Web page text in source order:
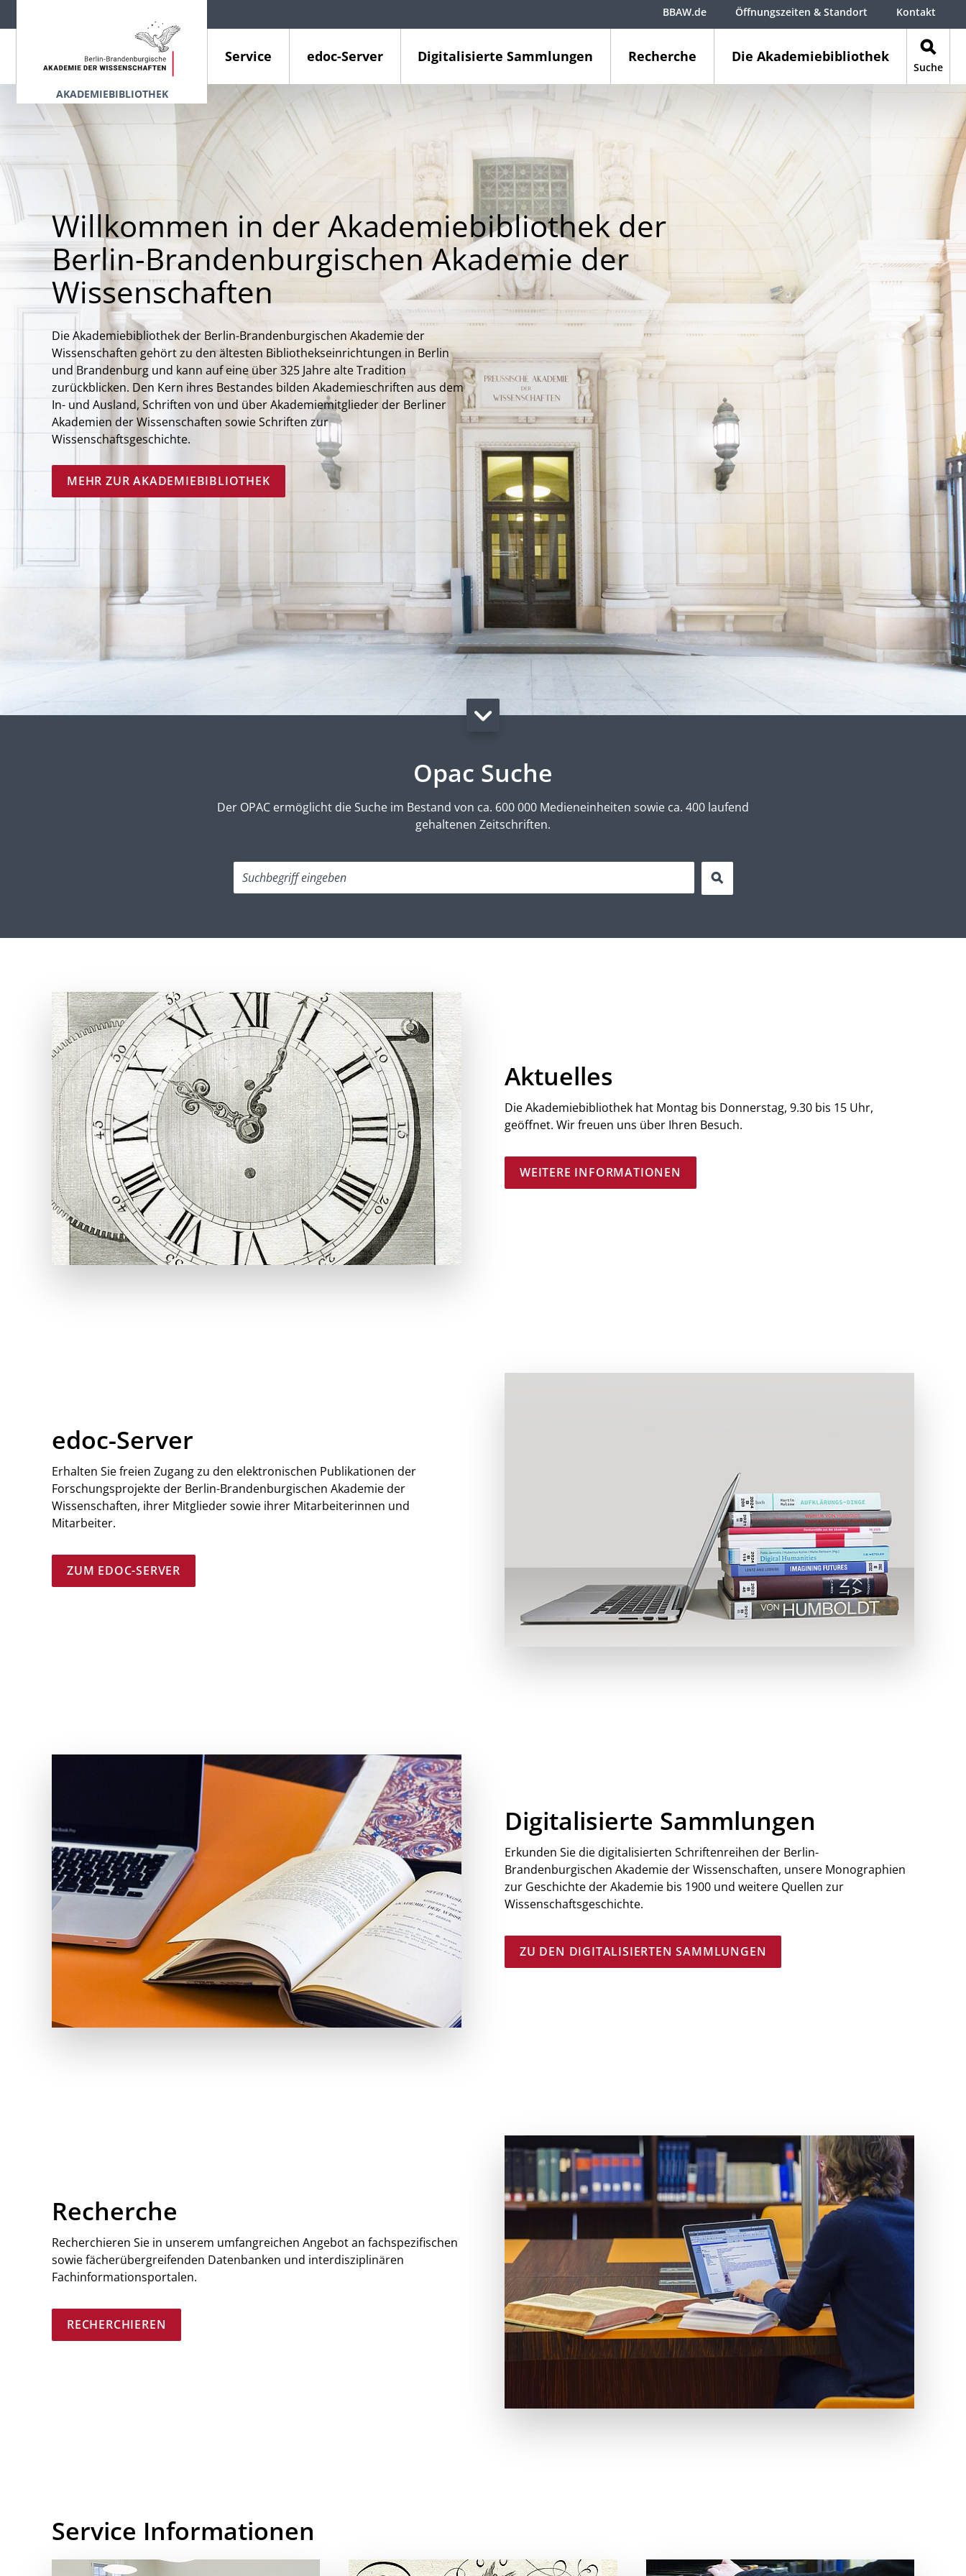
AKADEMIEBIBLIOTHEK
Service edoc-Server Digitalisierte Sammlungen Recherche Die Akademiebibliothek
Suche
BBAW.de Öffnungszeiten & Standort Kontakt
Willkommen in der Akademiebibliothek der
Berlin-Brandenburgischen Akademie der
Wissenschaften
Die Akademiebibliothek der Berlin-Brandenburgischen Akademie der
Wissenschaften gehört zu den ältesten Bibliothekseinrichtungen in Berlin
und Brandenburg und kann auf eine über 325 Jahre alte Tradition
zurückblicken. Den Kern ihres Bestandes bilden Akademieschriften aus dem
In- und Ausland, Schriften von und über Akademiemitglieder der Berliner
Akademien der Wissenschaften sowie Schriften zur
Wissenschaftsgeschichte.
MEHR ZUR AKADEMIEBIBLIOTHEK
Opac Suche
Der OPAC ermöglicht die Suche im Bestand von ca. 600 000 Medieneinheiten sowie ca. 400 laufend
gehaltenen Zeitschriften.
Aktuelles
Die Akademiebibliothek hat Montag bis Donnerstag, 9.30 bis 15 Uhr,
geöffnet. Wir freuen uns über Ihren Besuch.
WEITERE INFORMATIONEN
edoc-Server
Erhalten Sie freien Zugang zu den elektronischen Publikationen der
Forschungsprojekte der Berlin-Brandenburgischen Akademie der
Wissenschaften, ihrer Mitglieder sowie ihrer Mitarbeiterinnen und
Mitarbeiter.
ZUM EDOC-SERVER
Digitalisierte Sammlungen
Erkunden Sie die digitalisierten Schriftenreihen der Berlin-
Brandenburgischen Akademie der Wissenschaften, unsere Monographien
zur Geschichte der Akademie bis 1900 und weitere Quellen zur
Wissenschaftsgeschichte.
ZU DEN DIGITALISIERTEN SAMMLUNGEN
Recherche
Recherchieren Sie in unserem umfangreichen Angebot an fachspezifischen
sowie fächerübergreifenden Datenbanken und interdisziplinären
Fachinformationsportalen.
RECHERCHIEREN
Service Informationen